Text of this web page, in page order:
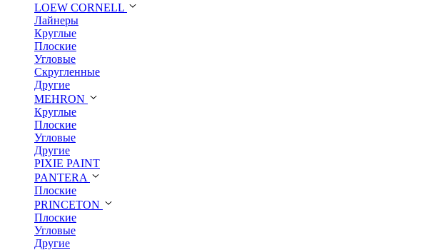
LOEW CORNELL
Лайнеры
Круглые
Плоские
Угловые
Скругленные
Другие
MEHRON
Круглые
Плоские
Угловые
Другие
PIXIE PAINT
PANTERA
Плоские
PRINCETON
Плоские
Угловые
Другие